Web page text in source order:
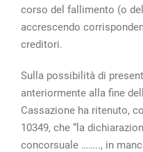
corso del fallimento (o
accrescendo
creditori.
Sulla possibilità di
anteriormente alla fine
Cassazione ha ritenuto,
10349, che “la
concorsuale …….., in